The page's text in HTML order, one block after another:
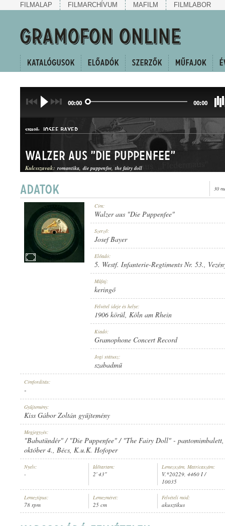
FILMALAP FILMARCHÍVUM MAFILM FILMLABOR
00:00 00:00
ELŐADÓ: 5. WESTF. INFANTERIE-REGTIMENTS NR. 53., VEZÉNYEL:
SZERZŐ: JOSEF BAYER
KERINGŐ
1906 KÖRÜL
GRAMOPHONE CONCERT RECORD
LEMEZSZÁM:
Walzer aus "Die Puppenfee"
Kulcsszavak: romantika die puppenfee the fairy doll
30
Cím:
Walzer aus "Die Puppenfee"
Szerző:
Josef Bayer
Előadó:
5. Westf. Infanterie-Regtiments Nr. 53.,
Műfaj:
keringő
Felvétel ideje és helye:
1906 körül, Köln am Rhein
Kiadó:
Gramophone Concert Record
Jogi státusz:
szabadmű
Címfordítás:
-
Gyűjtemény:
Kiss Gábor Zoltán gyűjtemény
Megjegyzés:
"Babatündér" / "Die Puppenfee" / "The Fairy Doll" -
október 4., Bécs, K.u.K. Hofoper
Nyelv:
-
Időtartam:
2' 43"
Lemezszám, Matricaszám:
V.*20229, 4460 I /
10035
Lemeztípus:
78 rpm
Lemezméret:
25 cm
Felvételi mód:
akusztikus